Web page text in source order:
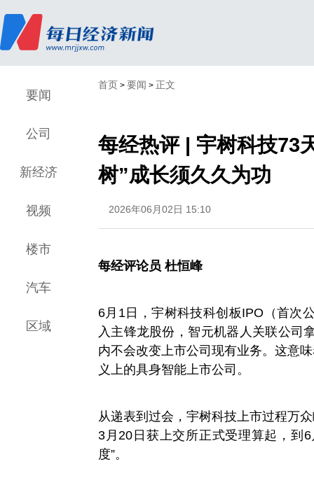
要闻
公司
新经济
视频
楼市
汽车
区域
首页 > 要闻 > 正文
每经热评 | 宇树科技73
树”成长须久久为功
2026年06月02日 15:10
每经评论员 杜恒峰
6月1日，宇树科技科创板IPO（首次
入主锋龙股份，智元机器人关联公司
内不会改变上市公司现有业务。这意
义上的具身智能上市公司。
从递表到过会，宇树科技上市过程万
3月20日获上交所正式受理算起，到
度”。